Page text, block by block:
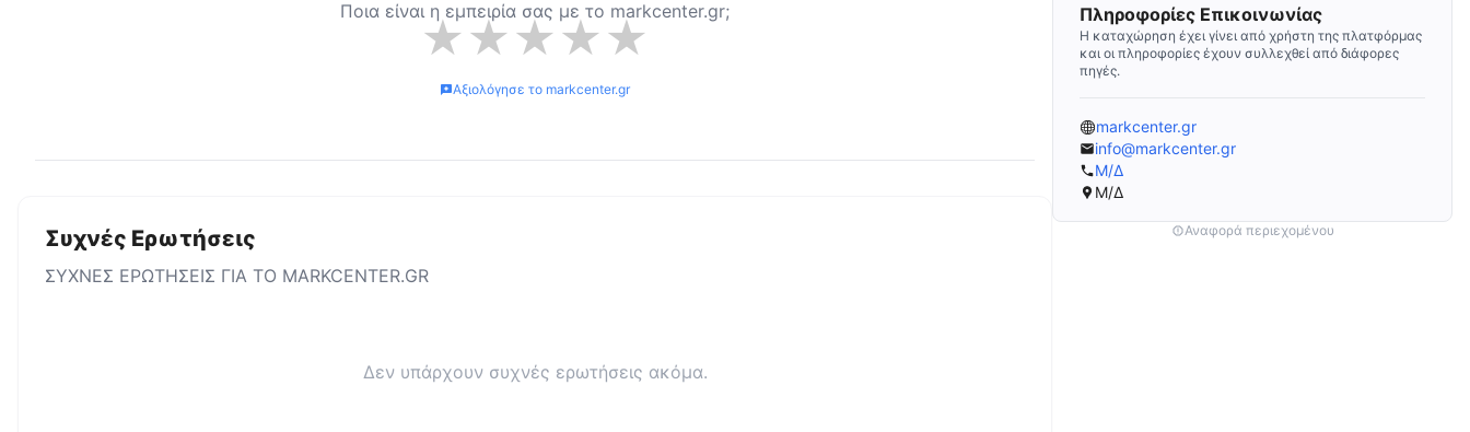
Ποια είναι η εμπειρία σας με το markcenter.gr;
★★★★★
Αξιολόγησε το markcenter.gr
Συχνές Ερωτήσεις
ΣΥΧΝΕΣ ΕΡΩΤΗΣΕΙΣ ΓΙΑ ΤΟ MARKCENTER.GR
Δεν υπάρχουν συχνές ερωτήσεις ακόμα.
Πληροφορίες Επικοινωνίας
Η καταχώρηση έχει γίνει από χρήστη της πλατφόρμας
και οι πληροφορίες έχουν συλλεχθεί από διάφορες
πηγές.
markcenter.gr
info@markcenter.gr
Μ/Δ
Μ/Δ
Αναφορά περιεχομένου